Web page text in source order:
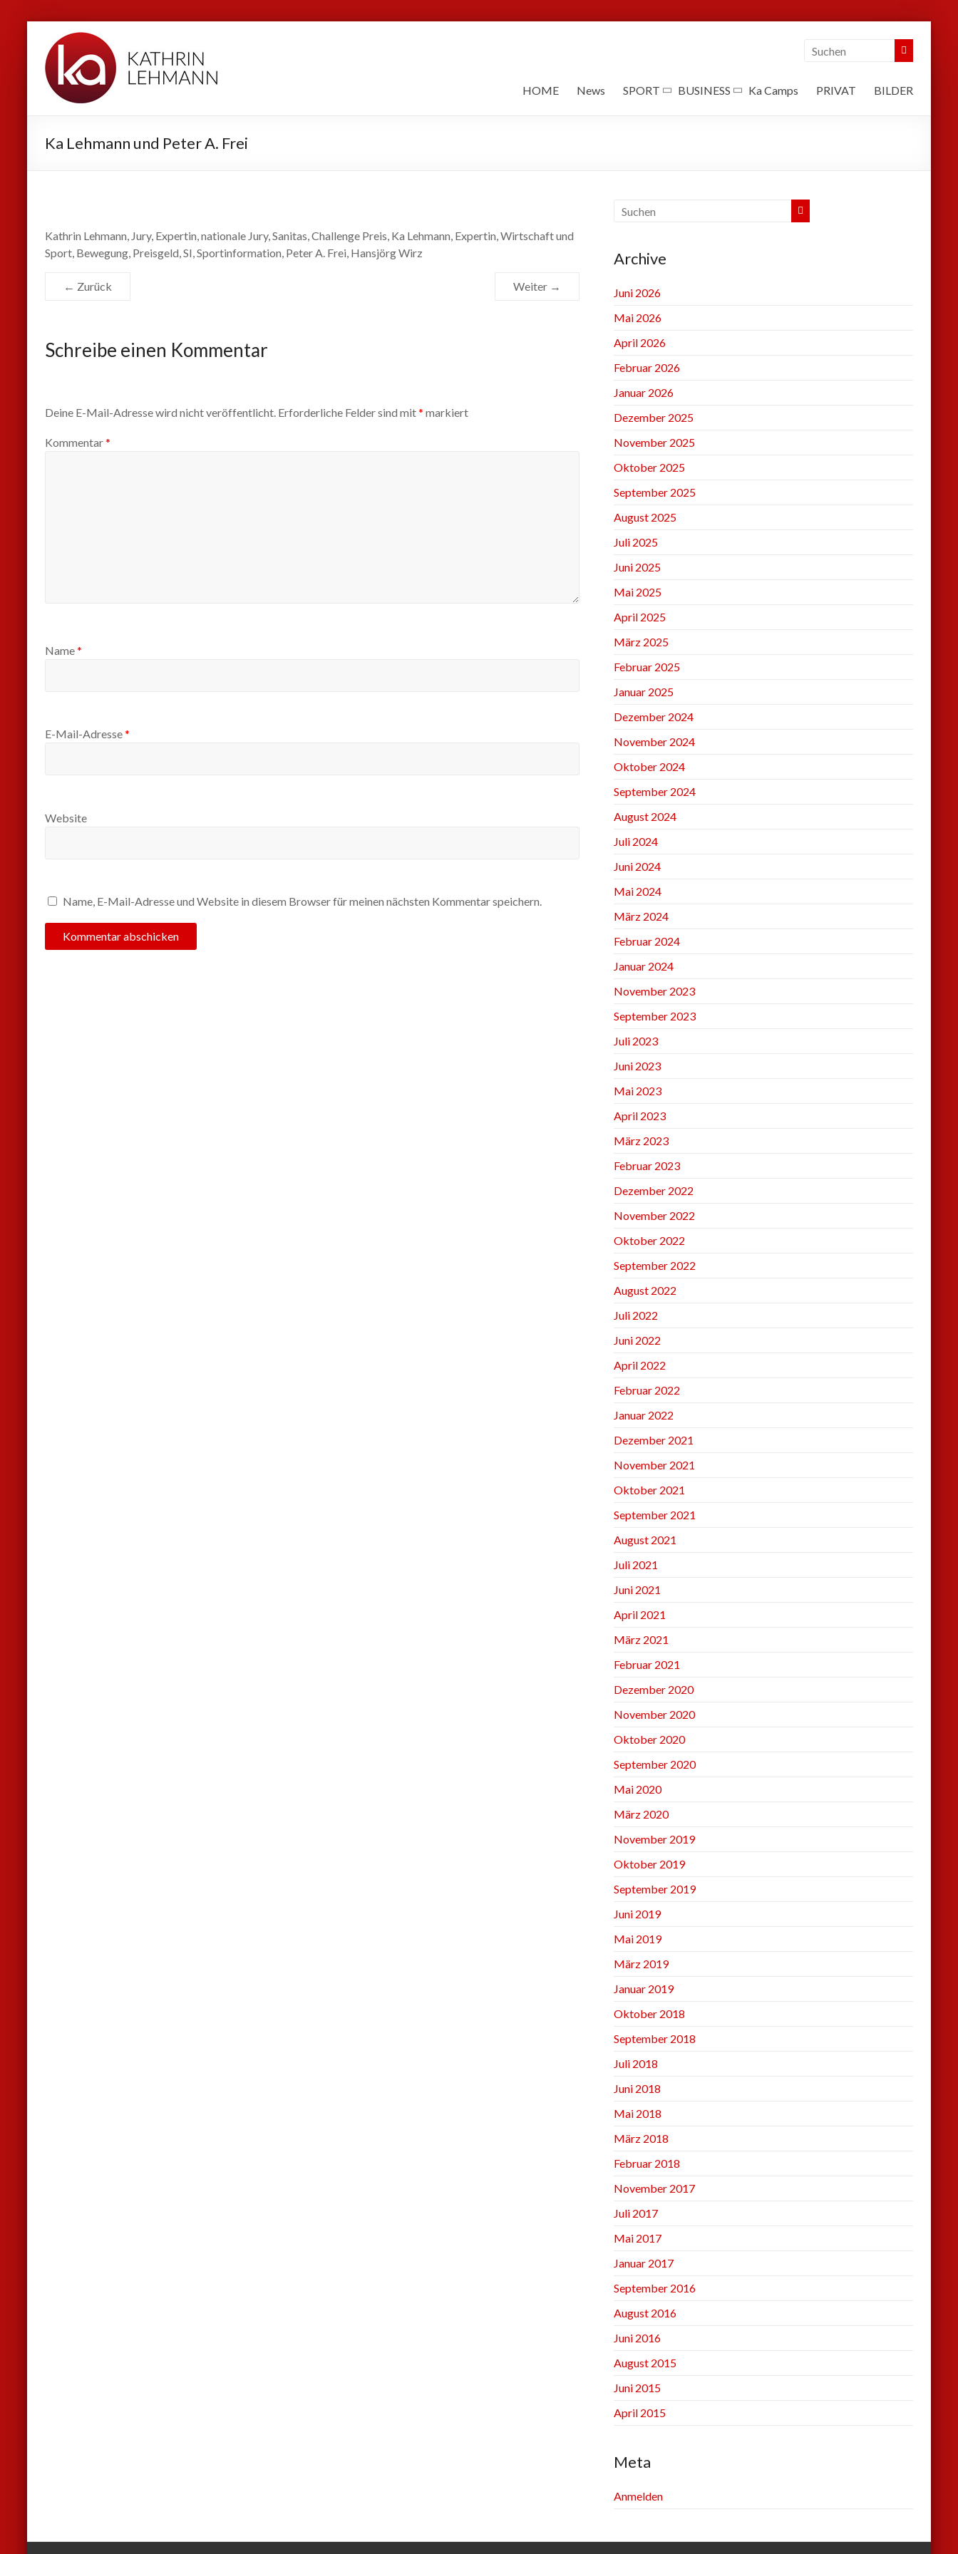
Inhalt
springen
Kathrin
Lehmann
Sport
Business
HOME News SPORT BUSINESS Ka Camps PRIVAT BILDER
Ka Lehmann und Peter A. Frei
Kathrin Lehmann, Jury, Expertin, nationale Jury, Sanitas, Challenge Preis, Ka Lehmann, Expertin, Wirtschaft und
Sport, Bewegung, Preisgeld, SI, Sportinformation, Peter A. Frei, Hansjörg Wirz
← Zurück Weiter →
Schreibe einen Kommentar
Deine E-Mail-Adresse wird nicht veröffentlicht. Erforderliche Felder sind mit* markiert
Kommentar*
Name*
E-Mail-Adresse*
Website
Name, E-Mail-Adresse und Website in diesem Browser für meinen nächsten Kommentar speichern.
Archive
Juni 2026
Mai 2026
April 2026
Februar 2026
Januar 2026
Dezember 2025
November 2025
Oktober 2025
September 2025
August 2025
Juli 2025
Juni 2025
Mai 2025
April 2025
März 2025
Februar 2025
Januar 2025
Dezember 2024
November 2024
Oktober 2024
September 2024
August 2024
Juli 2024
Juni 2024
Mai 2024
März 2024
Februar 2024
Januar 2024
November 2023
September 2023
Juli 2023
Juni 2023
Mai 2023
April 2023
März 2023
Februar 2023
Dezember 2022
November 2022
Oktober 2022
September 2022
August 2022
Juli 2022
Juni 2022
April 2022
Februar 2022
Januar 2022
Dezember 2021
November 2021
Oktober 2021
September 2021
August 2021
Juli 2021
Juni 2021
April 2021
März 2021
Februar 2021
Dezember 2020
November 2020
Oktober 2020
September 2020
Mai 2020
März 2020
November 2019
Oktober 2019
September 2019
Juni 2019
Mai 2019
März 2019
Januar 2019
Oktober 2018
September 2018
Juli 2018
Juni 2018
Mai 2018
März 2018
Februar 2018
November 2017
Juli 2017
Mai 2017
Januar 2017
September 2016
August 2016
Juni 2016
August 2015
Juni 2015
April 2015
Meta
Anmelden